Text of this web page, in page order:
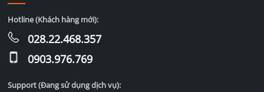
Hotline (Khách hàng mới):
028.22.468.357
0903.976.769
Support (Đang sử dụng dịch vụ):